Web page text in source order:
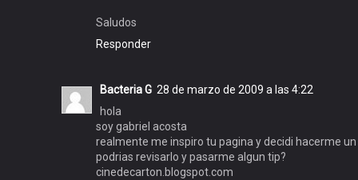
Saludos
Responder
Bacteria G 28 de marzo de 2009 a las 4:22
hola
soy gabriel acosta
realmente me inspiro tu pagina y decidi hacerme
podrias revisarlo y pasarme algun tip?
cinedecarton.blogspot.com